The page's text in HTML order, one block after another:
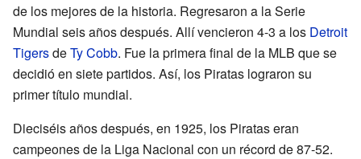
de los mejores de la historia. Regresaron a la Serie
Mundial seis años después. Allí vencieron 4-3 a los Detroit
TigersdeTy Cobb. Fue la primera final de la MLB que se
decidió en siete partidos. Así, los Piratas lograron su
primer título mundial.
Dieciséis años después, en 1925, los Piratas eran
campeones de la Liga Nacional con un récord de 87-52.